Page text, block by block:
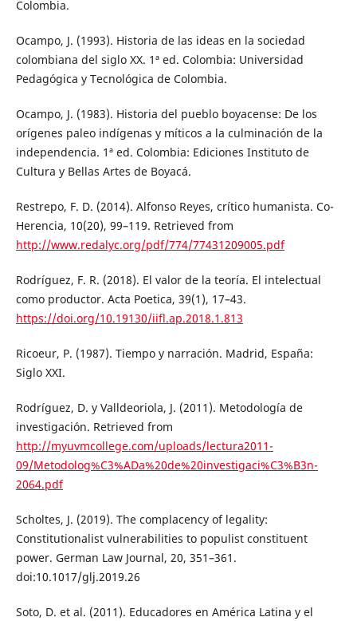
Colombia.
Ocampo, J. (1993). Historia de las ideas en la sociedad
colombiana del siglo XX. 1ª ed. Colombia: Universidad
Pedagógica y Tecnológica de Colombia.
Ocampo, J. (1983). Historia del pueblo boyacense: De los
orígenes paleo indígenas y míticos a la culminación de la
independencia. 1ª ed. Colombia: Ediciones Instituto de
Cultura y Bellas Artes de Boyacá.
Restrepo, F. D. (2014). Alfonso Reyes, crítico humanista. Co-
Herencia, 10(20), 99–119. Retrieved from
http://www.redalyc.org/pdf/774/77431209005.pdf
Rodríguez, F. R. (2018). El valor de la teoría. El intelectual
como productor. Acta Poetica, 39(1), 17–43.
https://doi.org/10.19130/iifl.ap.2018.1.813
Ricoeur, P. (1987). Tiempo y narración. Madrid, España:
Siglo XXI.
Rodríguez, D. y Valldeoriola, J. (2011). Metodología de
investigación. Retrieved from
http://myuvmcollege.com/uploads/lectura2011-
09/Metodolog%C3%ADa%20de%20investigaci%C3%B3n-
2064.pdf
Scholtes, J. (2019). The complacency of legality:
Constitutionalist vulnerabilities to populist constituent
power. German Law Journal, 20, 351–361.
doi:10.1017/glj.2019.26
Soto, D. et al. (2011). Educadores en América Latina y el